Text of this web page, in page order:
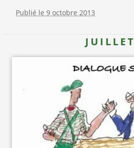
Publié le 9 octobre 2013
JUILLET